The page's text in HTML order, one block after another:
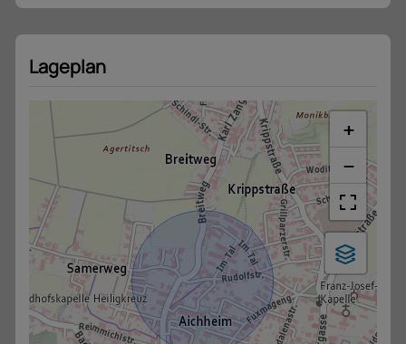
Lageplan
+
−